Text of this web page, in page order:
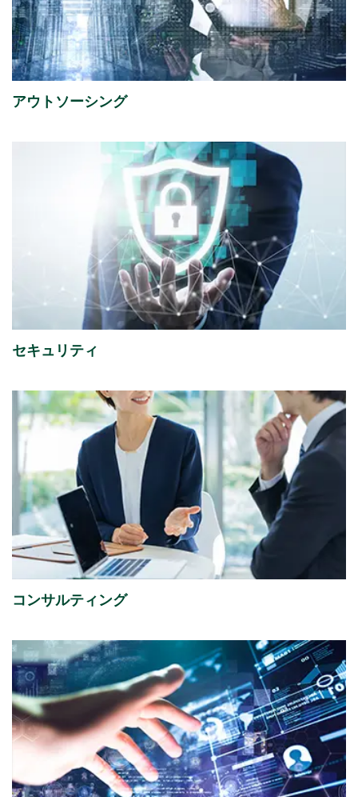
2027年３月期 第１四半期決算概況 （1,736KB）
2026年07月31日
（356KB）
経営・財務
『1,149件のAI活用アイデアが集結「生成AIプロンプト
コンテストを開催」』を掲載しました。
（4,221KB）
2026年07月16日
2026年07月13日 経営・財務
譲渡制限付株式報酬としての自己株式の処分の払込完
了に関するお知らせ
（88KB）
2026年07月08日 経営・財務
「さくらケーシーエスボランティア基金」の2025年度
寄付先を掲載しました。
2026年07月01日 イベント
ISR社主催セミナー『迫る、経済産業省「サプライチェ
ーン強化に向けたセキュリティ対策評価制度」今すぐ
始める課題の可視化と対策準備』出展のご案内
2026年07月01日 イベント
アウトソーシング
セキュリティ
コンサルティング